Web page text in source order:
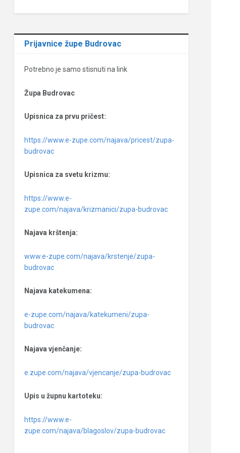
Prijavnice župe Budrovac
Potrebno je samo stisnuti na link
Župa Budrovac
Upisnica za prvu pričest:
https://www.e-zupe.com/najava/pricest/zupa-
budrovac
Upisnica za svetu krizmu:
https://www.e-
zupe.com/najava/krizmanici/zupa-budrovac
Najava krštenja:
www.e-zupe.com/najava/krstenje/zupa-
budrovac
Najava katekumena:
e-zupe.com/najava/katekumeni/zupa-
budrovac
Najava vjenčanje:
e.zupe.com/najava/vjencanje/zupa-budrovac
Upis u župnu kartoteku:
https://www.e-
zupe.com/najava/blagoslov/zupa-budrovac